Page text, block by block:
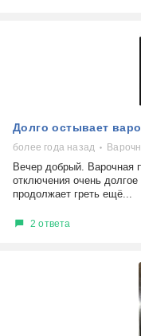
Долго остывает
более года назад
Вечер добрый. Варочная
отключения очень
продолжает греть ещё...
2 ответа